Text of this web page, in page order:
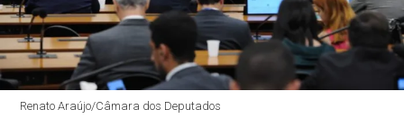
Renato Araújo/Câmara dos Deputados